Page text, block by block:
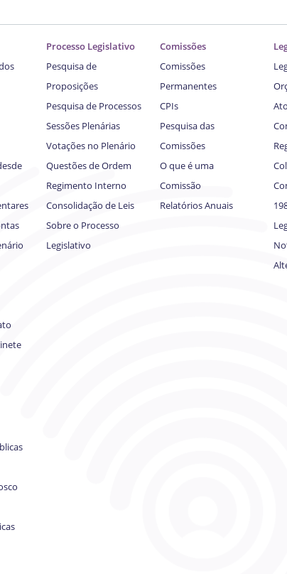
Processo Legislativo
Pesquisa de
Proposições
Pesquisa de Processos
Sessões Plenárias
Votações no Plenário
Questões de Ordem
Regimento Interno
Consolidação de Leis
Sobre o Processo
Legislativo
Comissões
Comissões
Permanentes
CPIs
Pesquisa das
Comissões
O que é uma
Comissão
Relatórios Anuais